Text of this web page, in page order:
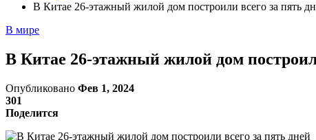
В Китае 26-этажный жилой дом построили всего за пять
В мире
В Китае 26-этажный жилой дом
Опубликовано Фев 1, 2024
301
Поделится